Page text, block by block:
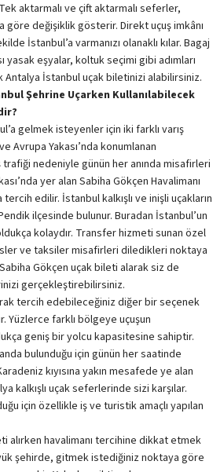
aktarmalı ve çift aktarmalı seferler,
göre değişiklik gösterir. Direkt uçuş imkânı
İstanbul’a varmanızı olanaklı kılar. Bagaj
yasak eşyalar, koltuk seçimi gibi adımları
İstanbul uçak biletinizi alabilirsiniz.
Şehrine Uçarken Kullanılabilecek
gelmek isteyenler için iki farklı varış
Avrupa Yakası’nda konumlanan
trafiği nedeniyle günün her anında misafirleri
yer alan Sabiha Gökçen Havalimanı
edilir. İstanbul kalkışlı ve inişli uçakların
ilçesinde bulunur. Buradan İstanbul’un
kolaydır. Transfer hizmeti sunan özel
ve taksiler misafirleri diledikleri noktaya
Gökçen uçak bileti alarak siz de
gerçekleştirebilirsiniz.
tercih edebileceğiniz diğer bir seçenek
Yüzlerce farklı bölgeye uçuşun
geniş bir yolcu kapasitesine sahiptir.
bulunduğu için günün her saatinde
kıyısına yakın mesafede ye alan
kalkışlı uçak seferlerinde sizi karşılar.
için özellikle iş ve turistik amaçlı yapılan
alırken havalimanı tercihine dikkat etmek
şehirde, gitmek istediğiniz noktaya göre